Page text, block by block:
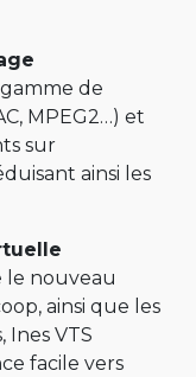
de
MPEG2…) et
sur
ainsi les
le nouveau
ainsi que les
VTS
facile vers